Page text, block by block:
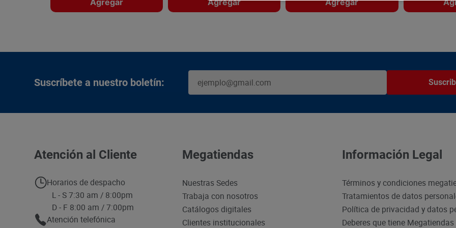
Suscríbete a nuestro boletín:
Atención al Cliente
Horarios de despacho
L - S 7:30 am / 8:00pm
D - F 8:00 am / 7:00pm
Atención telefónica
Megatiendas
Nuestras Sedes
Trabaja con nosotros
Catálogos digitales
Clientes institucionales
Información Legal
Términos y condiciones
Tratamientos de datos
Política de privacidad y datos
Deberes que tiene